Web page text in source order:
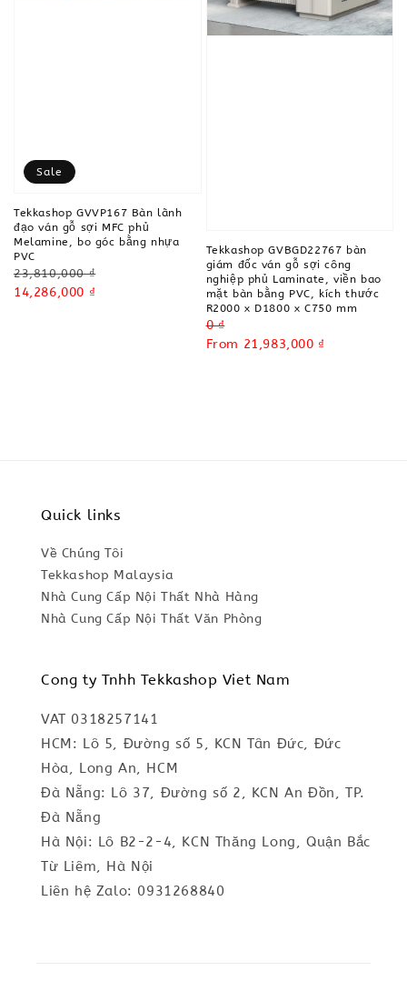
Sale
Tekkashop GVVP167 Bàn lãnh
đạo ván gỗ sợi MFC phủ
Melamine, bo góc bằng nhựa
PVC
Regular
price
23,810,000 ₫
Sale
14,286,000 ₫
Tekkashop GVBGD22767 bàn
giám đốc ván gỗ sợi công
nghiệp phủ Laminate, viền bao
mặt bàn bằng PVC, kích thước
R2000 x D1800 x C750 mm
Regular
price
0 ₫
Sale
From 21,983,000 ₫
Quick links
Về Chúng Tôi
Tekkashop Malaysia
Nhà Cung Cấp Nội Thất Nhà Hàng
Nhà Cung Cấp Nội Thất Văn Phòng
Cong ty Tnhh Tekkashop Viet Nam
VAT 0318257141
HCM: Lô 5, Đường số 5, KCN Tân Đức, Đức
Hòa, Long An, HCM
Đà Nẵng: Lô 37, Đường số 2, KCN An Đồn, TP.
Đà Nẵng
Hà Nội: Lô B2-2-4, KCN Thăng Long, Quận Bắc
Từ Liêm, Hà Nội
Liên hệ Zalo: 0931268840